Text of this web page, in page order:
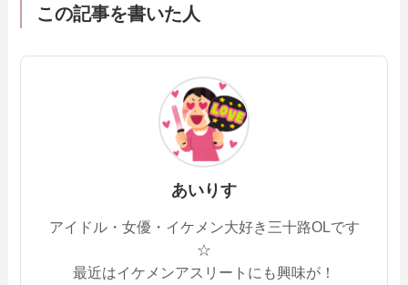
この記事を書いた人
あいりす
アイドル・女優・イケメン大好き三十路OLです
☆
最近はイケメンアスリートにも興味が！